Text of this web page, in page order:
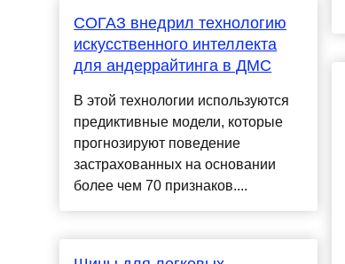
СОГАЗ внедрил технологию
искусственного интеллекта
для андеррайтинга в ДМС
В этой технологии используются
предиктивные модели, которые
прогнозируют поведение
застрахованных на основании
более чем 70 признаков....